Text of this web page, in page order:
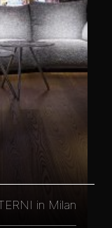
in Milan